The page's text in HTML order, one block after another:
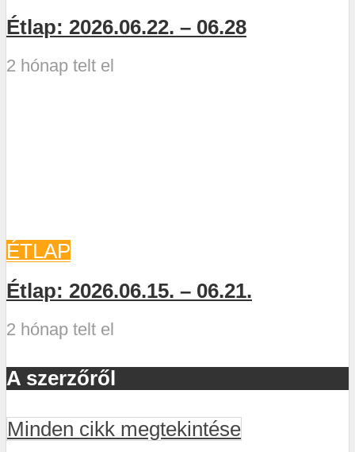
Étlap: 2026.06.22. – 06.28
2 hónap telt el
ÉTLAP
Étlap: 2026.06.15. – 06.21.
2 hónap telt el
A szerzőről
Minden cikk megtekintése